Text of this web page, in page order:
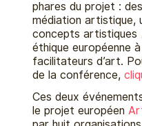
phares du projet :
médiation artistique,
concepts artistiques
éthique européenne
facilitateurs d’art.
de la conférence,
Ces deux
le projet européen